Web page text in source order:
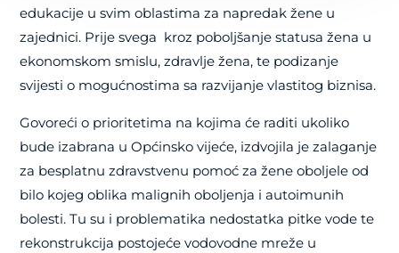
edukacije u svim oblastima za napredak žene u
zajednici. Prije svega kroz poboljšanje statusa žena u
ekonomskom smislu, zdravlje žena, te podizanje
svijesti o mogućnostima sa razvijanje vlastitog biznisa.
Govoreći o prioritetima na kojima će raditi ukoliko
bude izabrana u Općinsko vijeće, izdvojila je zalaganje
za besplatnu zdravstvenu pomoć za žene oboljele od
bilo kojeg oblika malignih oboljenja i autoimunih
bolesti. Tu su i problematika nedostatka pitke vode te
rekonstrukcija postojeće vodovodne mreže u